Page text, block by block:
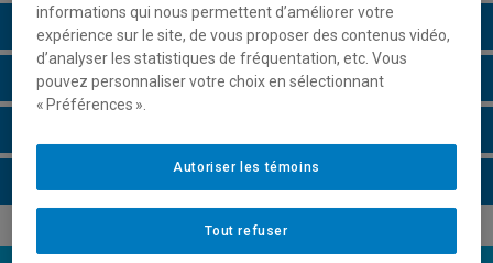
Description du cours
Horaire - Été 2026
informations qui nous permettent d’améliorer votre
expérience sur le site, de vous proposer des contenus vidéo,
d’analyser les statistiques de fréquentation, etc. Vous
pouvez personnaliser votre choix en sélectionnant
« Préférences ».
Tout refuser
Autoriser les témoins